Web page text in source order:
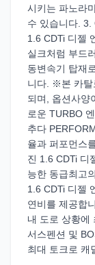
시키는 파노라
수 있습니다.
1.6 CDTi 디젤
실크처럼 부드
동변속기 탑재
니다. ※본 카탈
되며, 옵션사양
로운 TURBO
추다
율과 퍼포먼스
진 1.6 CDTi 디
능한 동급최고
1.6 CDTi 디젤
연비를 제공합
내 도로 상황에
서스펜션 및
최대 토크로 캐